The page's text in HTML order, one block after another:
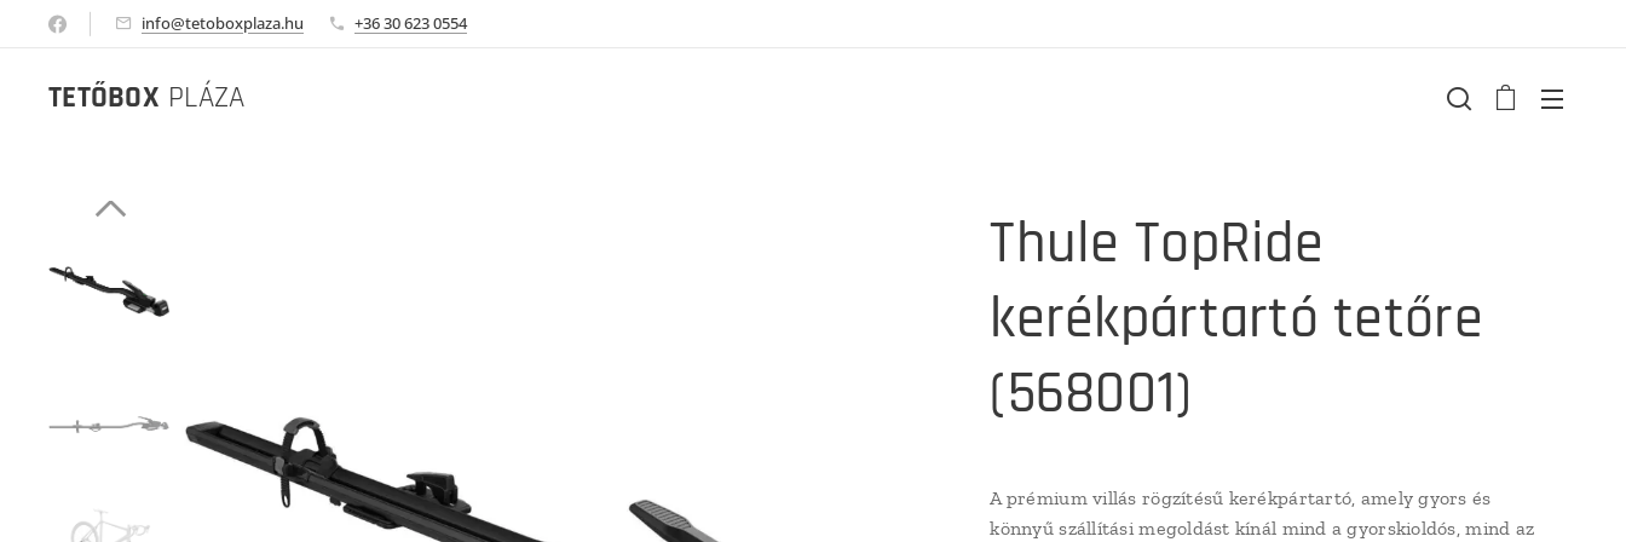
info@tetoboxplaza.hu +36 30 623 0554
TETŐBOX PLÁZA
Thule TopRide
kerékpártartó tetőre
(568001)
A prémium villás rögzítésű kerékpártartó, amely gyors és
könnyű szállítási megoldást kínál mind a gyorskioldós, mind az